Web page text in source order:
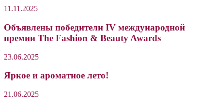
11.11.2025
Объявлены победители IV международной
премии The Fashion & Beauty Awards
23.06.2025
Яркое и ароматное лето!
21.06.2025